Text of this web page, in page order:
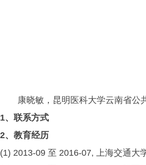
康晓敏，昆明医科大学云南省公
1、联系方式
2、教育经历
(1) 2013-09 至 2016-07, 上海交通大